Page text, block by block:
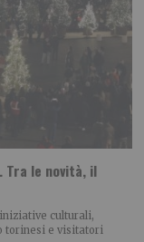
Tra le novità, il
culturali,
torinesi e visitatori